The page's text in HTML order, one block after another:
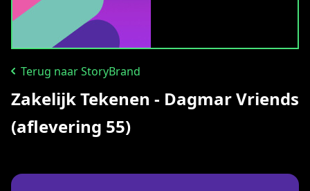
Terug naar StoryBrand
Zakelijk Tekenen - Dagmar Vriends
(aflevering 55)